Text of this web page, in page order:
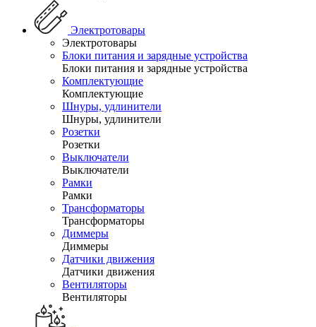
Электротовары
Электротовары
Блоки питания и зарядные устройства
Блоки питания и зарядные устройства
Комплектующие
Комплектующие
Шнуры, удлинители
Шнуры, удлинители
Розетки
Розетки
Выключатели
Выключатели
Рамки
Рамки
Трансформаторы
Трансформаторы
Диммеры
Диммеры
Датчики движения
Датчики движения
Вентиляторы
Вентиляторы